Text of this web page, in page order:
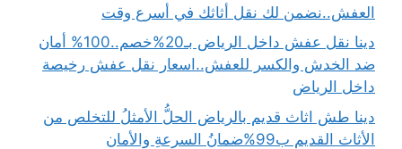
العفش..نضمن لك نقل أثاثك في أسرع وقت
دينا نقل عفش داخل الرياض بـ20%خصم..100% أمان
ضد الخدش والكسر للعفش..اسعار نقل عفش رخيصة
داخل الرياض
دينا طش اثاث قديم بالرياض الحلُّ الأمثلُ للتخلص من
الأثاث القديم ب99%ضمانُ السرعةِ والأمان